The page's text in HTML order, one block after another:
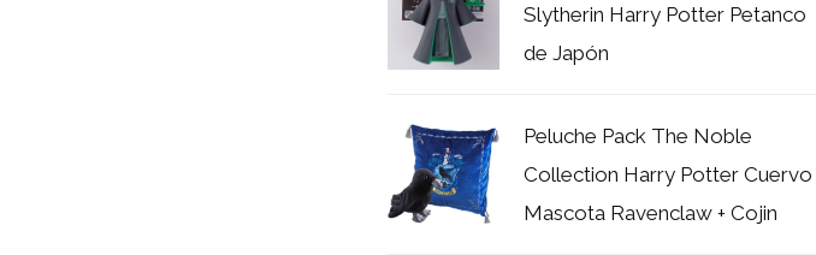
Slytherin Harry Potter Petanco
de Japón
Peluche Pack The Noble
Collection Harry Potter Cuervo
Mascota Ravenclaw + Cojin